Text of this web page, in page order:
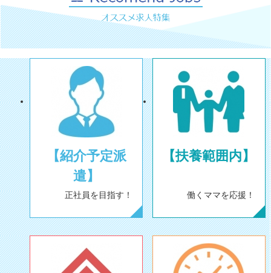
【紹介予定派
遣】
正社員を目指す！
【扶養範囲内】
働くママを応援！